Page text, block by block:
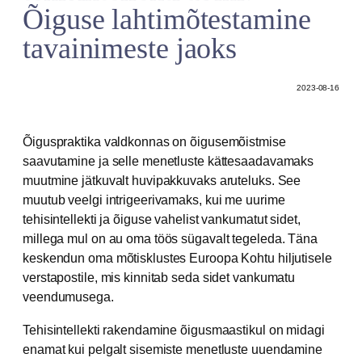
Õiguse lahtimõtestamine
tavainimeste jaoks
2023-08-16
Õiguspraktika valdkonnas on õigusemõistmise
saavutamine ja selle menetluste kättesaadavamaks
muutmine jätkuvalt huvipakkuvaks aruteluks. See
muutub veelgi intrigeerivamaks, kui me uurime
tehisintellekti ja õiguse vahelist vankumatut sidet,
millega mul on au oma töös sügavalt tegeleda. Täna
keskendun oma mõtisklustes Euroopa Kohtu hiljutisele
verstapostile, mis kinnitab seda sidet vankumatu
veendumusega.
Tehisintellekti rakendamine õigusmaastikul on midagi
enamat kui pelgalt sisemiste menetluste uuendamine